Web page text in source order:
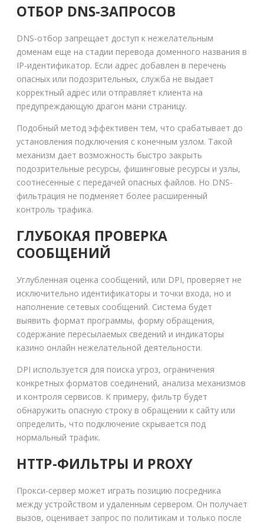
ОТБОР DNS-ЗАПРОСОВ
DNS-отбор запрещает доступ к нежелательным
доменам еще на стадии перевода доменного названия в
IP-идентификатор. Если адрес добавлен в перечень
опасных или подозрительных, служба не выдает
корректный адрес или отправляет клиента на
предупреждающую драгон мани страницу.
Подобный метод эффективен тем, что срабатывает до
установления подключения с конечным узлом. Такой
механизм дает возможность быстро закрыть
подозрительные ресурсы, фишинговые ресурсы и узлы,
соотнесенные с передачей опасных файлов. Но DNS-
фильтрация не подменяет более расширенный
контроль трафика.
ГЛУБОКАЯ ПРОВЕРКА
СООБЩЕНИЙ
Углубленная оценка сообщений, или DPI, проверяет не
исключительно идентификаторы и точки входа, но и
наполнение сетевых сообщений. Система будет
выявить формат программы, форму обращения,
содержание пересылаемых сведений и индикаторы
казино онлайн нежелательной деятельности.
DPI используется для поиска угроз, ограничения
конкретных форматов соединений, анализа механизмов
и контроля сервисов. К примеру, фильтр будет
обнаружить опасную строку в обращении к сайту или
определить, что подключение скрывается под
нормальный трафик.
HTTP-ФИЛЬТРЫ И PROXY
Прокси-сервер может играть позицию посредника
между устройством и удаленным сервером. Он получает
вызов, оценивает запрос по политикам и только после